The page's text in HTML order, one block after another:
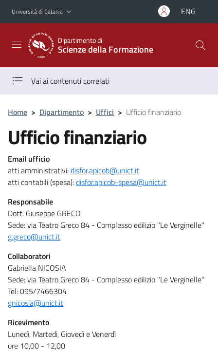
Vai al contenuto principale
Vai al menu di navigazione
Università di Catania ENG
Dipartimento di
Scienze della Formazione
Vai ai contenuti correlati
Home > Dipartimento > Uffici > Ufficio finanziario
Ufficio finanziario
Email ufficio
atti amministrativi:disfor.apicob@unict.it
atti contabili (spesa):disfor.apicob-spesa@unict.it
Responsabile
Dott. Giuseppe GRECO
Sede: via Teatro Greco 84 - Complesso edilizio "Le Verginelle"
g.greco@unict.it
Collaboratori
Gabriella NICOSIA
Sede: via Teatro Greco 84 - Complesso edilizio "Le Verginelle"
Tel: 095/7466304
gnicosia@unict.it
Ricevimento
Lunedì, Martedì, Giovedì e Venerdì
ore 10,00 - 12,00